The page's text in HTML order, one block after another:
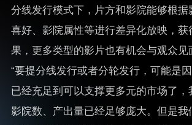
分线发行模式下，片方和影院能够根据
喜好、影院属性等进行差异化放映，获
果，更多类型的影片也有机会与观众见
“要提分线发行或者分轮发行，可能是
已经充足到可以支撑更多元的市场了，
影院数、产出量已经足够庞大。但是我